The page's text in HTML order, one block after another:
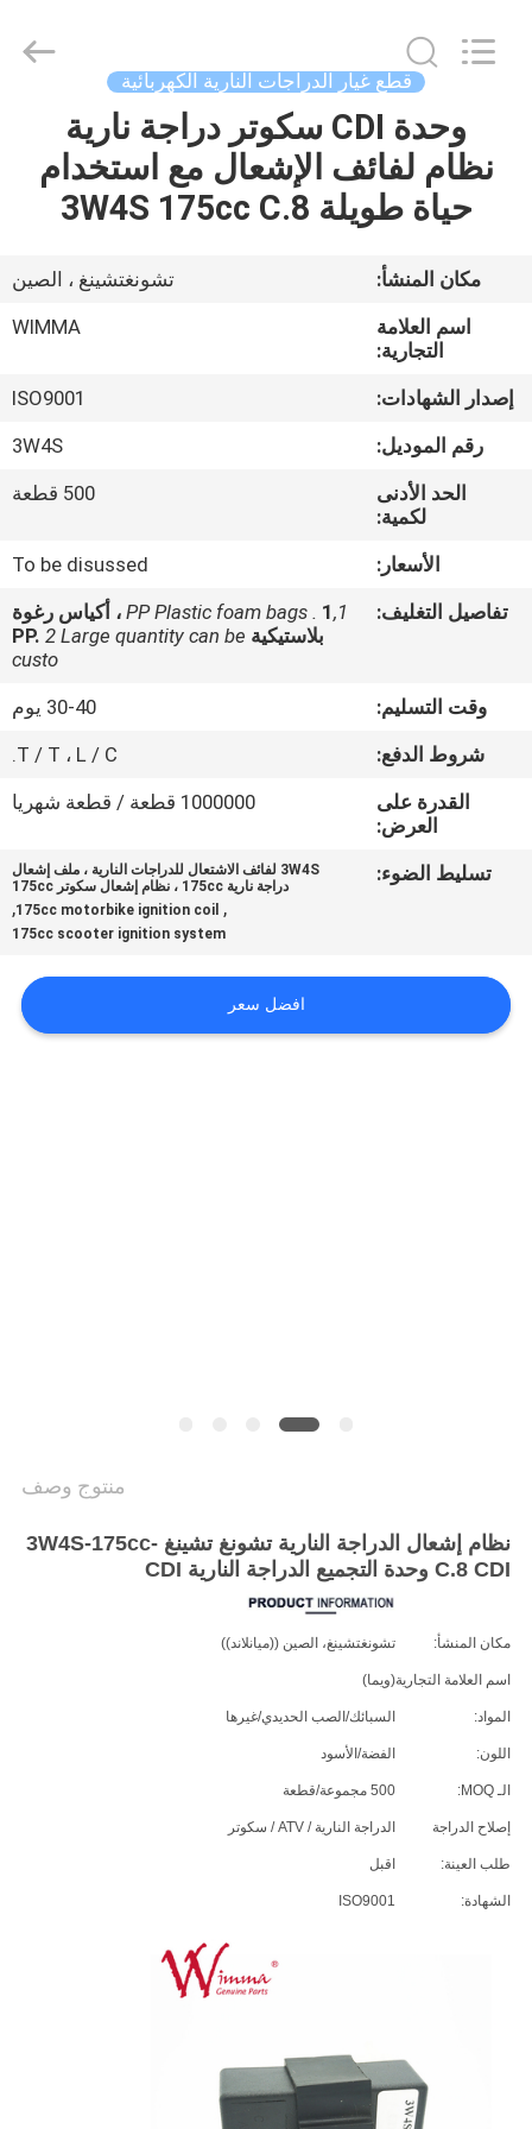
المنزل
المنتجات
أشرطة
فيديو
حولنا
جولة
المصنع
رقابة
أخبار
اطلب
اقتباس
الموقع
قطع غيار الدراجات النارية الكهربائية
وحدة CDI سكوتر دراجة نارية
نظام لفائف الإشعال مع استخدام
حياة طويلة 3W4S 175cc C.8
مكان المنشأ:
تشونغتشينغ ، الصين
اسم العلامة
التجارية:
WIMMA
إصدار الشهادات:
ISO9001
رقم الموديل:
3W4S
الحد الأدنى
لكمية:
500 قطعة
الأسعار:
To be disussed
تفاصيل التغليف:
1,PP Plastic foam bags .
1 ، أكياس رغوة
بلاستيكية PP. 2 Large quantity can be
custo
وقت التسليم:
30-40 يوم
شروط الدفع:
T / T ، L / C.
القدرة على
العرض:
1000000 قطعة / قطعة شهريا
تسليط الضوء:
3W4S لفائف الاشتعال للدراجات النارية ، ملف إشعال
دراجة نارية 175cc ، نظام إشعال سكوتر 175cc
,
175cc motorbike ignition coil
,
175cc scooter ignition system
افضل سعر
منتوج وصف
نظام إشعال الدراجة النارية تشونغ تشينغ 3W4S-175cc-
C.8 CDI وحدة التجميع الدراجة النارية CDI
مكان المنشأ: تشونغتشينغ، الصين ((ميانلاند))
اسم العلامة التجارية(ويما)
المواد: السبائك/الصب الحديدي/غيرها
اللون: الفضة/الأسود
الـ MOQ: 500 مجموعة/قطعة
إصلاح الدراجة الدراجة النارية / ATV / سكوتر
طلب العينة: اقبل
الشهادة: ISO9001